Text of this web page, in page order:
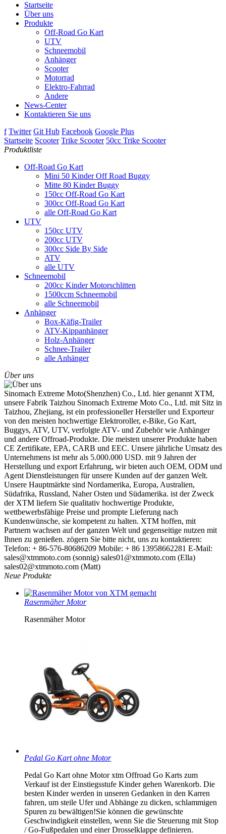
Startseite
Über uns
Produkte
Off-Road Go Kart
UTV
Schneemobil
Anhänger
Scooter
Motorrad
Elektro-Fahrrad
Andere
News-Center
Kontaktieren Sie uns
f Twitter Git Hub Facebook Google Plus
Startseite Scooter Trike Scooter 50cc Trike Scooter
Produktliste
Off-Road Go Kart
Mini 50 Kinder Off Road Buggy
Mitte 80 Kinder Buggy
150cc Off-Road Go Kart
300cc Off-Road Go Kart
alle Off-Road Go Kart
UTV
150cc UTV
200cc UTV
300cc Side By Side
ATV
alle UTV
Schneemobil
200cc Kinder Motorschlitten
1500ccm Schneemobil
alle Schneemobil
Anhänger
Box-Käfig-Trailer
ATV-Kippanhänger
Holz-Anhänger
Schnee-Trailer
alle Anhänger
Über uns
Sinomach Extreme Moto(Shenzhen) Co., Ltd. hier genannt XTM,
unsere Fabrik Taizhou Sinomach Extreme Moto Co., Ltd. mit Sitz in
Taizhou, Zhejiang, ist ein professioneller Hersteller und Exporteur
von den meisten hochwertige Elektroroller, e-Bike, Go Kart,
Buggys, ATV, UTV, verfolgte ATV- und Zubehör wie Anhänger
und andere Offroad-Produkte. Die meisten unserer Produkte haben
CE Zertifikate, EPA, CARB und EEC. Unsere jährliche Umsatz des
Unternehmens ist mehr als 5.000.000 USD. mit 9 Jahren der
Herstellung und export Erfahrung, wir bieten auch OEM, ODM und
Agent Dienstleistungen für unsere Kunden auf der ganzen Welt.
Unsere Hauptmärkte sind Nordamerika, Europa, Australien,
Südafrika, Russland, Naher Osten und Südamerika. ist der Zweck
der XTM liefern Sie qualitativ hochwertige Produkte,
wettbewerbsfähige Preise und prompte Lieferung nach
Kundenwünsche, sie kompetent zu halten. XTM hoffen, mit
Partnern wachsen auf der ganzen Welt und gegenseitige nutzen mit
Ihnen zu genießen. zögern Sie bitte nicht, uns zu kontaktieren:
Telefon: + 86-576-80686209 Mobile: + 86 13958662281 E-Mail:
sales@xtmmoto.com (sonnig) sales01@xtmmoto.com (Ella)
sales02@xtmmoto.com (Matt)
Neue Produkte
Rasenmäher Motor
Rasenmäher Motor
Pedal Go Kart ohne Motor
Pedal Go Kart ohne Motor xtm Offroad Go Karts zum
Verkauf ist der Einstiegsstufe Kinder gehen Warenkorb. Die
besten Kinder werden in unseren Gedanken in den Karren
fahren, um steile Ufer und Abhänge zu dicken, schlammigen
Spuren zu bewältigen!Sie können die gewünschte
Geschwindigkeit einstellen, wenn Sie die Steuerung mit Stop
/ Go-Fußpedalen und einer Drosselklappe definieren.